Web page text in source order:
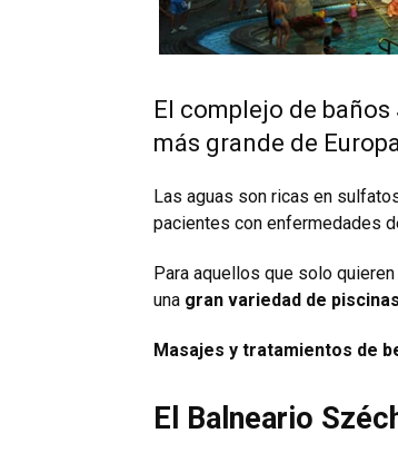
El complejo de
más grande de
Las aguas son ricas en
pacientes con enfermedades
Para aquellos que solo
una gran variedad de
Masajes y tratamientos de
El Balneario